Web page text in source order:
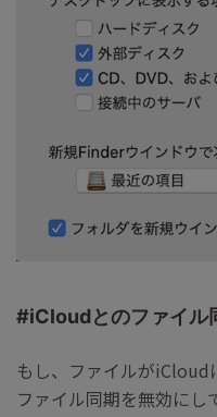
#iCloudとのファイル
もし、ファイルが
ファイル同期を無効にし